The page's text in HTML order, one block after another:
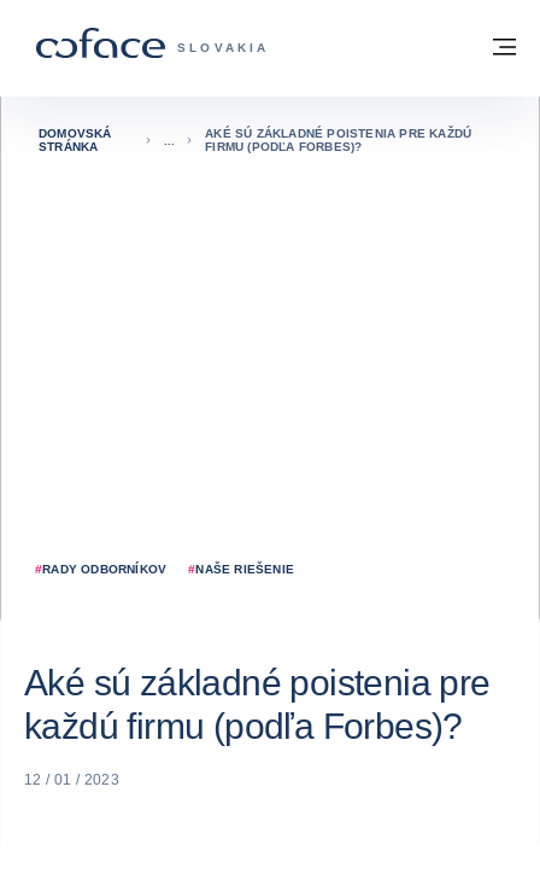
COFACE FOR TRADE - WEBOVÁ
SLOVAKIA
Späť na domovskú stránku
#RADY ODBORNÍKOV #NAŠE RIEŠENIE
DOMOVSKÁ
STRÁNKA
AKÉ SÚ ZÁKLADNÉ POISTENIA PRE KAŽDÚ
FIRMU (PODĽA FORBES)?
Aké sú základné poistenia pre
každú firmu (podľa Forbes)?
12 / 01 / 2023